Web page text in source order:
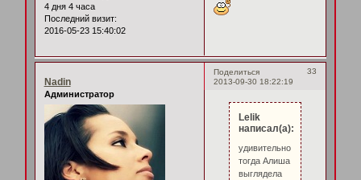
4 дня 4 часа
Последний визит:
2016-05-23 15:40:02
Поделиться
33
2013-09-30 18:22:19
Nadin
Администратор
Lelik
написал(а):
удивительно,
тогда Алиша
выглядела